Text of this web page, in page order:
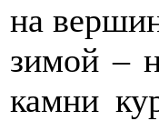
на
зимой –
камни